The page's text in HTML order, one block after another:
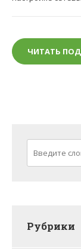
ЧИТАТЬ
Рубрики